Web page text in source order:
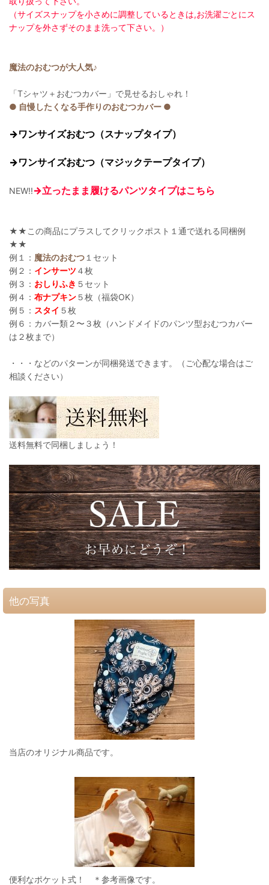
（サイズスナップを小さめに調整しているときは,お洗濯ごとにス
ナップを外さずそのまま洗って下さい。）
魔法のおむつが大人気♪
「Tシャツ＋おむつカバー」で見せるおしゃれ！
● 自慢したくなる手作りのおむつカバー ●
→ワンサイズおむつ（スナップタイプ）
→ワンサイズおむつ（マジックテープタイプ）
NEW!!→立ったまま履けるパンツタイプはこちら
★★この商品にプラスしてクリックポスト１通で送れる同梱例
★★
例１： 魔法のおむつ １セット
例２： インサーツ ４枚
例３： おしりふき ５セット
例４： 布ナプキン５枚（福袋OK）
例５： スタイ ５枚
例６：カバー類２〜３枚（ハンドメイドのパンツ型おむつカバー
は２枚まで）
・・・などのパターンが同梱発送できます。（ご心配な場合はご
相談ください）
送料無料で同梱しましょう！
他の写真
当店のオリジナル商品です。
便利なポケット式！ ＊参考画像です。